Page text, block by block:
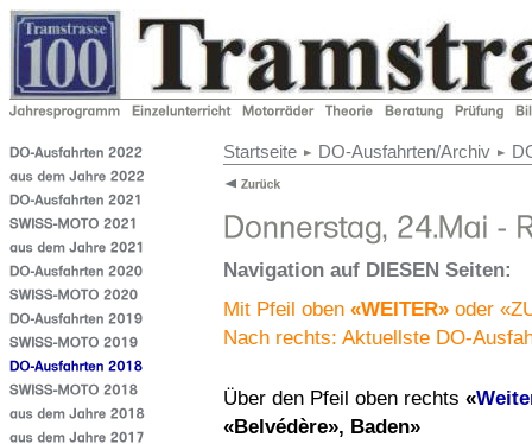
Startseite DO-Ausfahrten/Archiv
Navigation auf DIESEN Seiten:
Mit Pfeil oben «WEITER» oder
Nach rechts: Aktuellste DO-
Über den Pfeil oben rechts «
«Belvédère», Baden»